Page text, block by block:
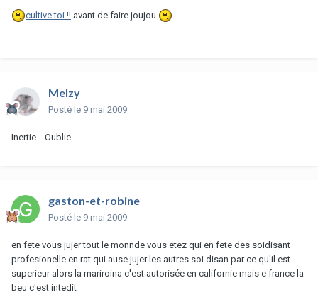
cultive toi !! avant de faire joujou
Melzy
Posté le 9 mai 2009
Inertie... Oublie...
gaston-et-robine
Posté le 9 mai 2009
en fete vous jujer tout le monnde vous etez qui en fete des soidisant
profesionelle en rat qui ause jujer les autres soi disan par ce qu'il est
superieur alors la mariroina c'est autorisée en californie mais e france la
beu c'est intedit